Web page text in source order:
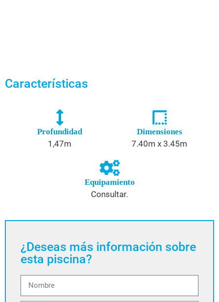
Características
Profundidad
1,47m
Dimensiones
7.40m x 3.45m
Equipamiento
Consultar.
¿Deseas más información sobre
esta piscina?